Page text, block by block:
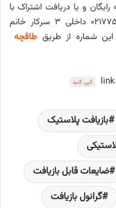
و یا دریافت اشتراک با
شماره های ۰۲۱۷۷۵۲۳۵۵۳ و ۰۲۱۷۷۵۳۳۱۵۸ داخلی ۳ سرکار خانم
شماره از طریق طاقچه
کپی کنید
بازیافت پلاستیک
ضایعات قابل بازیافت
گرانول بازیافت